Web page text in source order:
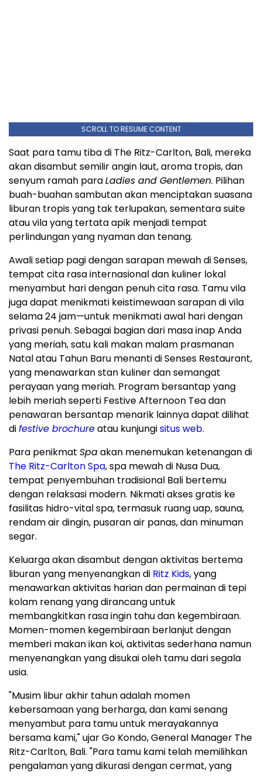
SCROLL TO RESUME CONTENT
Saat para tamu tiba di The Ritz-Carlton, Bali, mereka
akan disambut semilir angin laut, aroma tropis, dan
senyum ramah paraLadies and Gentlemen. Pilihan
buah-buahan sambutan akan menciptakan suasana
liburan tropis yang tak terlupakan, sementara suite
atau vila yang tertata apik menjadi tempat
perlindungan yang nyaman dan tenang.
Awali setiap pagi dengan sarapan mewah di Senses,
tempat cita rasa internasional dan kuliner lokal
menyambut hari dengan penuh cita rasa. Tamu vila
juga dapat menikmati keistimewaan sarapan di vila
selama 24 jam—untuk menikmati awal hari dengan
privasi penuh. Sebagai bagian dari masa inap Anda
yang meriah, satu kali makan malam prasmanan
Natal atau Tahun Baru menanti di Senses Restaurant,
yang menawarkan stan kuliner dan semangat
perayaan yang meriah. Program bersantap yang
lebih meriah seperti Festive Afternoon Tea dan
penawaran bersantap menarik lainnya dapat dilihat
difestive brochureatau kunjungisitus web.
Para penikmat Spaakan menemukan ketenangan di
The Ritz-Carlton Spa, spa mewah di Nusa Dua,
tempat penyembuhan tradisional Bali bertemu
dengan relaksasi modern. Nikmati akses gratis ke
fasilitas hidro-vital spa, termasuk ruang uap, sauna,
rendam air dingin, pusaran air panas, dan minuman
segar.
Keluarga akan disambut dengan aktivitas bertema
liburan yang menyenangkan di Ritz Kids, yang
menawarkan aktivitas harian dan permainan di tepi
kolam renang yang dirancang untuk
membangkitkan rasa ingin tahu dan kegembiraan.
Momen-momen kegembiraan berlanjut dengan
memberi makan ikan koi, aktivitas sederhana namun
menyenangkan yang disukai oleh tamu dari segala
usia.
"Musim libur akhir tahun adalah momen
kebersamaan yang berharga, dan kami senang
menyambut para tamu untuk merayakannya
bersama kami," ujarGo Kondo, General Manager The
Ritz-Carlton, Bali. "Para tamu kami telah memilihkan
pengalaman yang dikurasi dengan cermat, yang